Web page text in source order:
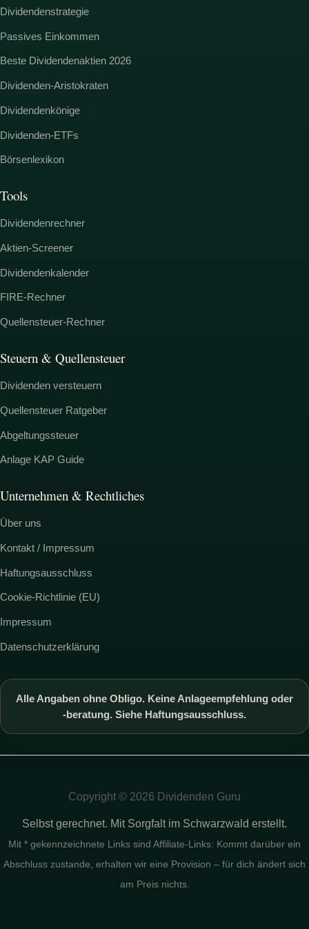
Dividendenstrategie
Passives Einkommen
Beste Dividendenaktien 2026
Dividenden-Aristokraten
Dividendenkönige
Dividenden-ETFs
Börsenlexikon
Tools
Dividendenrechner
Aktien-Screener
Dividendenkalender
FIRE-Rechner
Quellensteuer-Rechner
Steuern & Quellensteuer
Dividenden versteuern
Quellensteuer Ratgeber
Abgeltungssteuer
Anlage KAP Guide
Unternehmen & Rechtliches
Über uns
Kontakt / Impressum
Haftungsausschluss
Cookie-Richtlinie (EU)
Impressum
Datenschutzerklärung
Alle Angaben ohne Obligo. Keine Anlageempfehlung oder
-beratung. Siehe Haftungsausschluss.
Copyright © 2026 Dividenden Guru
Selbst gerechnet. Mit Sorgfalt im Schwarzwald erstellt.
Mit * gekennzeichnete Links sind Affiliate-Links: Kommt darüber ein
Abschluss zustande, erhalten wir eine Provision – für dich ändert sich
am Preis nichts.